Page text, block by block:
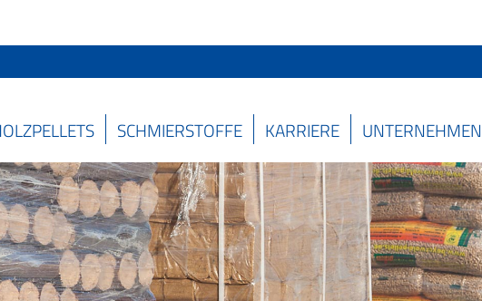
SCHMIERSTOFFE KARRIERE UNTERNEHMEN